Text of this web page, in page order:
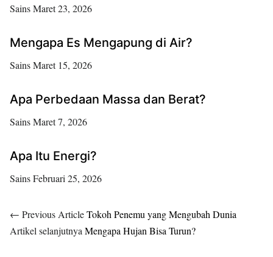
SainsMaret 23, 2026
Mengapa Es Mengapung di Air?
SainsMaret 15, 2026
Apa Perbedaan Massa dan Berat?
SainsMaret 7, 2026
Apa Itu Energi?
SainsFebruari 25, 2026
← Previous ArticleTokoh Penemu yang Mengubah Dunia
Artikel selanjutnyaMengapa Hujan Bisa Turun?